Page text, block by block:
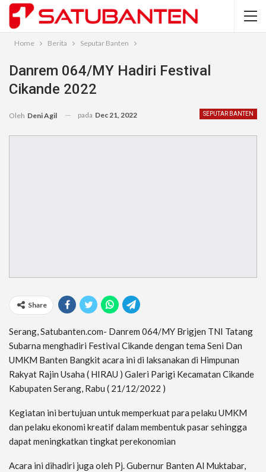
Home Berita Seputar Banten
Danrem 064/MY Hadiri Festival
Cikande 2022
SEPUTAR BANTEN
Oleh Deni Agil pada Dec 21, 2022
Share
Serang, Satubanten.com- Danrem 064/MY Brigjen TNI Tatang
Subarna menghadiri Festival Cikande dengan tema Seni Dan
UMKM Banten Bangkit acara ini di laksanakan di Himpunan
Rakyat Rajin Usaha ( HIRAU ) Galeri Parigi Kecamatan Cikande
Kabupaten Serang, Rabu ( 21/12/2022 )
Kegiatan ini bertujuan untuk memperkuat para pelaku UMKM
dan pelaku ekonomi kreatif dalam membentuk pasar sehingga
dapat meningkatkan tingkat perekonomian
Acara ini dihadiri juga oleh Pj. Gubernur Banten Al Muktabar,